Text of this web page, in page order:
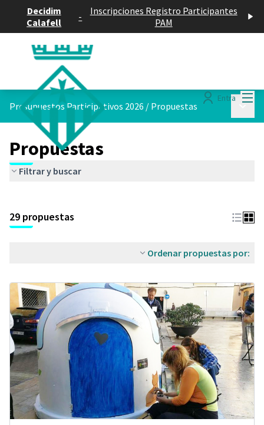
Decidim
Calafell
-
Inscripciones Registro Participantes
PAM
Entra
Presupuestos Participativos 2026 / Propuestas
Propuestas
Filtrar y buscar
29 propuestas
Ordenar propuestas por: